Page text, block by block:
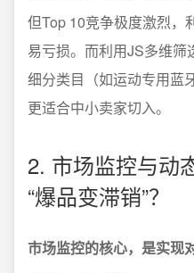
但Top 10竞争极度激烈，
易亏损。而利用JS多维
细分类目（如运动专用蓝
更适合中小卖家切入。
2. 市场监控与动
“爆品变滞销”？
市场监控的核心，是实现